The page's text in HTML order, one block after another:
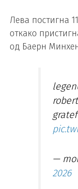
Лева постигна
откако
од Баерн
—
2026